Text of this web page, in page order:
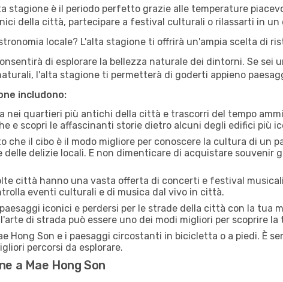
stagione è il periodo perfetto grazie alle temperature
della città, partecipare a festival culturali o rilassarti in un
locale? L'alta stagione ti offrirà un'ampia scelta di
di esplorare la bellezza naturale dei dintorni. Se sei
l'alta stagione ti permetterà di goderti appieno
includono:
nei quartieri più antichi della città e trascorri del tempo
e scopri le affascinanti storie dietro alcuni degli edifici più
che il cibo è il modo migliore per conoscere la cultura di un
delizie locali. E non dimenticare di acquistare souvenir
città hanno una vasta offerta di concerti e festival
eventi culturali e di musica dal vivo in città.
iconici e perdersi per le strade della città con la tua
di strada può essere uno dei modi migliori per scoprire la
Hong Son e i paesaggi circostanti in bicicletta o a piedi. È
percorsi da esplorare.
a Mae Hong Son